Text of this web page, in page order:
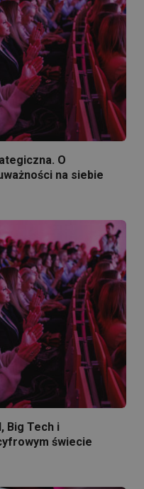
O
na siebie
Big Tech i
świecie